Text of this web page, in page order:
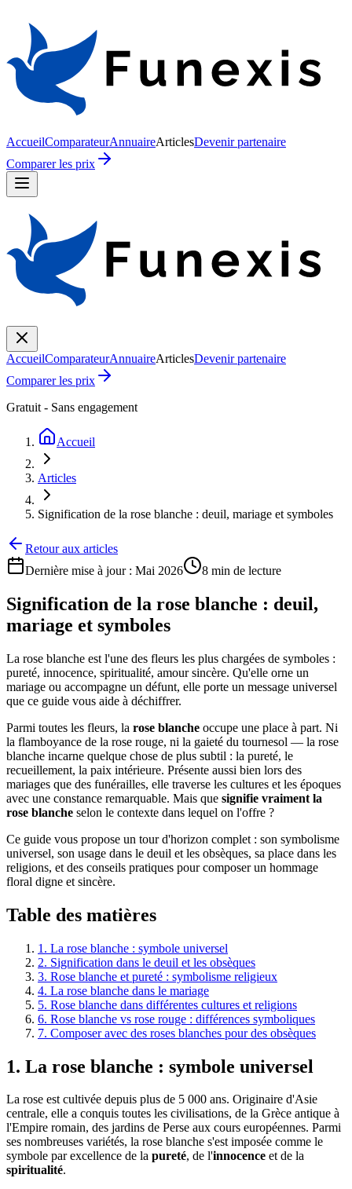
AccueilComparateurAnnuaireArticlesDevenir partenaire
Comparer les prix
AccueilComparateurAnnuaireArticlesDevenir partenaire
Comparer les prix
Gratuit - Sans engagement
Accueil
Articles
Signification de la rose blanche : deuil, mariage et symboles
Retour aux articles
Dernière mise à jour : Mai 2026 8 min de lecture
Signification de la rose blanche : deuil,
mariage et symboles
La rose blanche est l'une des fleurs les plus chargées de symboles :
pureté, innocence, spiritualité, amour sincère. Qu'elle orne un
mariage ou accompagne un défunt, elle porte un message universel
que ce guide vous aide à déchiffrer.
Parmi toutes les fleurs, la rose blanche occupe une place à part. Ni
la flamboyance de la rose rouge, ni la gaieté du tournesol — la rose
blanche incarne quelque chose de plus subtil : la pureté, le
recueillement, la paix intérieure. Présente aussi bien lors des
mariages que des funérailles, elle traverse les cultures et les époques
avec une constance remarquable. Mais que signifie vraiment la
rose blanche selon le contexte dans lequel on l'offre ?
Ce guide vous propose un tour d'horizon complet : son symbolisme
universel, son usage dans le deuil et les obsèques, sa place dans les
religions, et des conseils pratiques pour composer un hommage
floral digne et sincère.
Table des matières
1. La rose blanche : symbole universel
2. Signification dans le deuil et les obsèques
3. Rose blanche et pureté : symbolisme religieux
4. La rose blanche dans le mariage
5. Rose blanche dans différentes cultures et religions
6. Rose blanche vs rose rouge : différences symboliques
7. Composer avec des roses blanches pour des obsèques
1. La rose blanche : symbole universel
La rose est cultivée depuis plus de 5 000 ans. Originaire d'Asie
centrale, elle a conquis toutes les civilisations, de la Grèce antique à
l'Empire romain, des jardins de Perse aux cours européennes. Parmi
ses nombreuses variétés, la rose blanche s'est imposée comme le
symbole par excellence de la pureté, de l'innocence et de la
spiritualité.